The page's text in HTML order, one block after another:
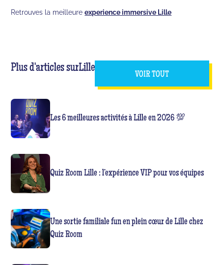
Retrouves la meilleureexperience immersive Lille
Plus d'articles surLille
VOIR TOUT
Les 6 meilleures activités à Lille en 2026 💯
Quiz Room Lille : l’expérience VIP pour vos équipes
Une sortie familiale fun en plein cœur de Lille chez
Quiz Room